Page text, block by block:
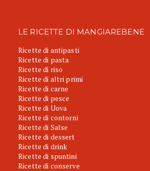
LE RICETTE DI MANGIAREBENE
Ricette di antipasti
Ricette di pasta
Ricette di riso
Ricette di altri primi
Ricette di carne
Ricette di pesce
Ricette di Uova
Ricette di contorni
Ricette di Salse
Ricette di dessert
Ricette di drink
Ricette di spuntini
Ricette di conserve